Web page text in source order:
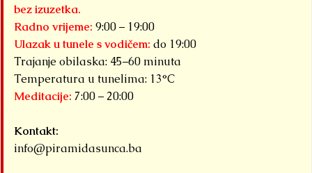
bez izuzetka.
Radno vrijeme: 9:00 – 19:00
Ulazak u tunele s vodičem: do 19:00
Trajanje obilaska: 45–60 minuta
Temperatura u tunelima: 13°C
Meditacije: 7:00 – 20:00
Kontakt:
info@piramidasunca.ba